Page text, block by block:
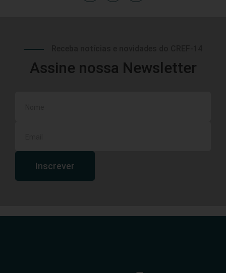
Assine nossa Newsletter
Inscrever